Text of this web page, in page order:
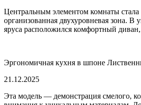
Центральным элементом комнаты стала
организованная двухуровневая зона.
яруса расположился комфортный
Эргономичная кухня в шпоне
21.12.2025
Эта модель — демонстрация смелого,